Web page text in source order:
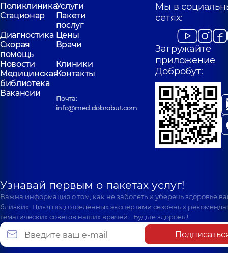
ПоликлиникаУслуги
Стационар
Пакети
послуг
Диагностика Цены
Скорая
помощь
Врачи
Новости
Клиники
Медицинская
библиотека
Контакты
Вакансии
Почта:
info@med.dobrobut.com
Мы в
сетях:
Загружайте
приложение
Добробут:
Узнавай первым о пакетах услуг!
Важна информация о том, как не заболеть и уберечь здоровье
близких. Цикл подготовленных экспертами сезонных
тематических советов наших врачей… Будьте здоровы!